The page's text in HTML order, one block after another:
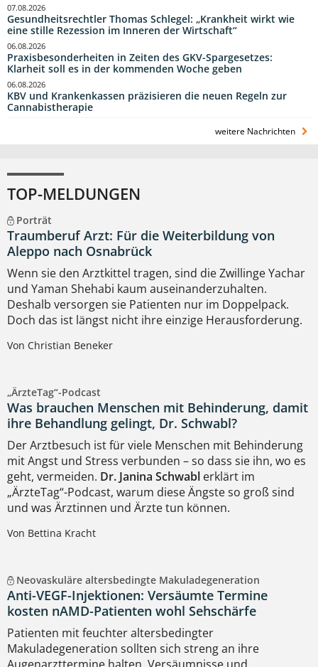
Gesundheitsrechtler Thomas Schlegel: „Krankheit wirkt wie
eine stille Rezession im Inneren der Wirtschaft“
07.08.2026
Praxisbesonderheiten in Zeiten des GKV-Spargesetzes:
Klarheit soll es in der kommenden Woche geben
06.08.2026
KBV und Krankenkassen präzisieren die neuen Regeln zur
Cannabistherapie
06.08.2026
weitere Nachrichten
TOP-MELDUNGEN
Porträt
Traumberuf Arzt: Für die Weiterbildung von
Aleppo nach Osnabrück
Wenn sie den Arztkittel tragen, sind die Zwillinge Yachar
und Yaman Shehabi kaum auseinanderzuhalten.
Deshalb versorgen sie Patienten nur im Doppelpack.
Doch das ist längst nicht ihre einzige Herausforderung.
Von Christian Beneker
„ÄrzteTag“-Podcast
Was brauchen Menschen mit Behinderung, damit
ihre Behandlung gelingt, Dr. Schwabl?
Der Arztbesuch ist für viele Menschen mit Behinderung
mit Angst und Stress verbunden – so dass sie ihn, wo es
geht, vermeiden. Dr. Janina Schwabl erklärt im
„ÄrzteTag“-Podcast, warum diese Ängste so groß sind
und was Ärztinnen und Ärzte tun können.
Von Bettina Kracht
Neovaskuläre altersbedingte Makuladegeneration
Anti-VEGF-Injektionen: Versäumte Termine
kosten nAMD-Patienten wohl Sehschärfe
Patienten mit feuchter altersbedingter
Makuladegeneration sollten sich streng an ihre